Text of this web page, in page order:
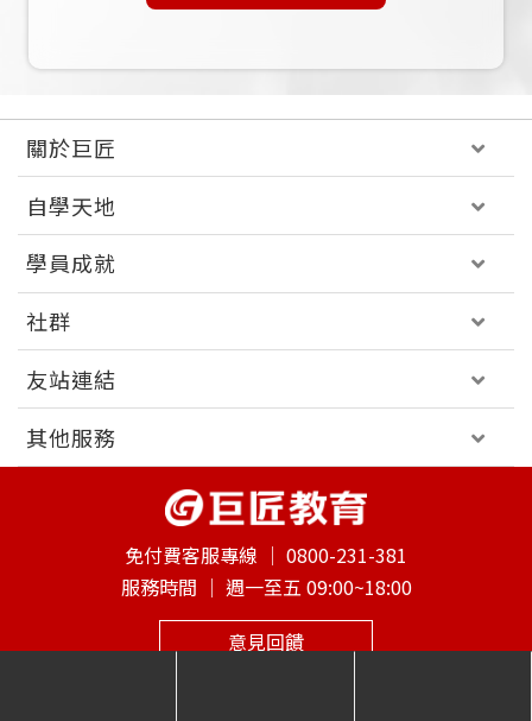
關於巨匠
自學天地
學員成就
社群
友站連結
其他服務
免付費客服專線 │ 0800-231-381
服務時間 │ 週一至五 09:00~18:00
意見回饋